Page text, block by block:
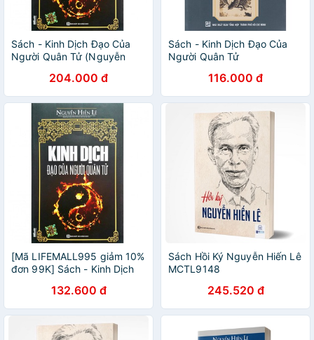
Sách - Kinh Dịch Đạo Của
Người Quân Tử (Nguyễn
204.000 đ
Sách - Kinh Dịch Đạo Của
Người Quân Tử
116.000 đ
[Mã LIFEMALL995 giảm 10%
đơn 99K] Sách - Kinh Dịch
Kèm quà tặng132.600 đ
Sách Hồi Ký Nguyễn Hiến Lê
MCTL9148
245.520 đ